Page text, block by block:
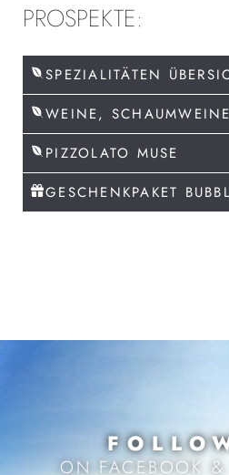
PROSPEKTE:
SPEZIALITÄTEN
WEINE,
PIZZOLATO MUSE
GESCHENKPAKET
ON FACEBOOK &